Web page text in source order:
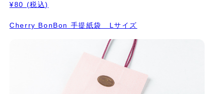
¥80 (税込)
Cherry BonBon 手提紙袋 Lサイズ